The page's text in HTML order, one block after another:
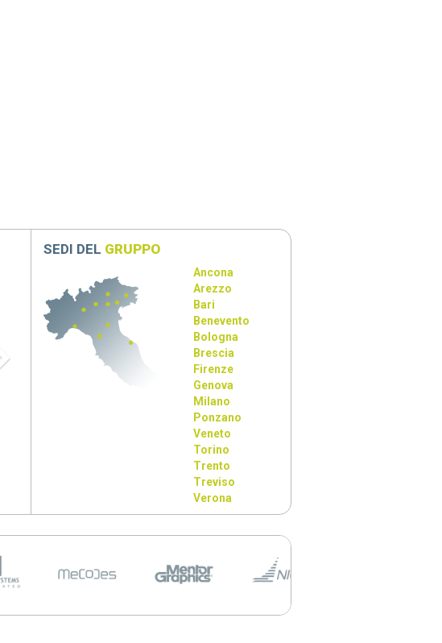
SEDI DEL GRUPPO
Ancona
Arezzo
Bari
Benevento
Bologna
Brescia
Firenze
Genova
Milano
Ponzano
Veneto
Torino
Trento
Treviso
Verona